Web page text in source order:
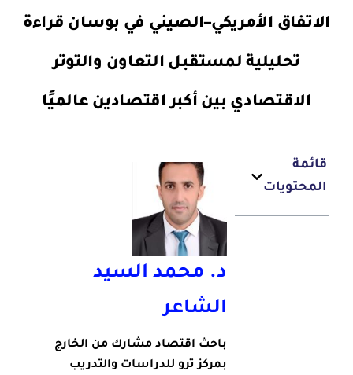
الاتفاق الأمريكي–الصيني في بوسان قراءة
تحليلية لمستقبل التعاون والتوتر
الاقتصادي بين أكبر اقتصادين عالميًا
قائمة
المحتويات
د. محمد السيد
الشاعر
باحث اقتصاد مشارك من الخارج
بمركز ترو للدراسات والتدريب